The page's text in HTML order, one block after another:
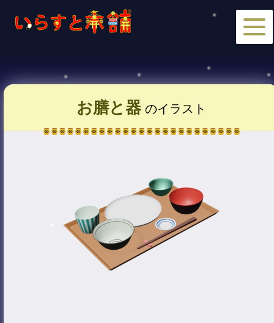
お膳と器 のイラスト